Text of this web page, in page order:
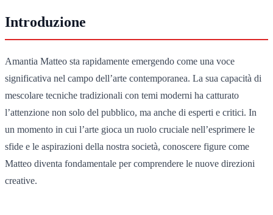
Introduzione
Amantia Matteo sta rapidamente emergendo come una voce
significativa nel campo dell’arte contemporanea. La sua capacità di
mescolare tecniche tradizionali con temi moderni ha catturato
l’attenzione non solo del pubblico, ma anche di esperti e critici. In
un momento in cui l’arte gioca un ruolo cruciale nell’esprimere le
sfide e le aspirazioni della nostra società, conoscere figure come
Matteo diventa fondamentale per comprendere le nuove direzioni
creative.